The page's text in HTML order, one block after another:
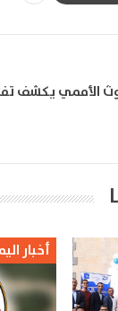
الأممي يكشف
أخبار